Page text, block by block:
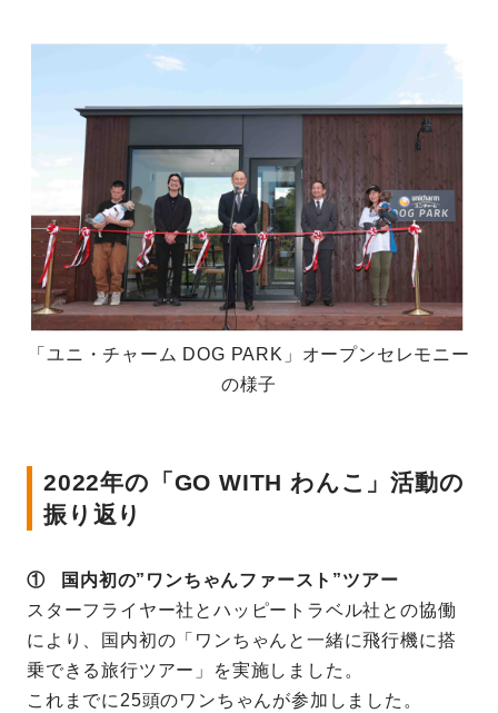
「ユニ・チャーム DOG PARK」オープンセレモニー
の様子
2022年の「GO WITH わんこ」活動の
振り返り
① 国内初の”ワンちゃんファースト”ツアー
スターフライヤー社とハッピートラベル社との協働
により、国内初の「ワンちゃんと一緒に飛行機に搭
乗できる旅行ツアー」を実施しました。
これまでに25頭のワンちゃんが参加しました。